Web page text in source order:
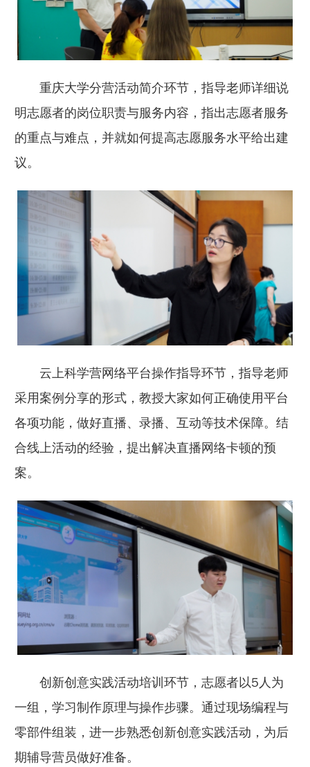
重庆大学分营活动简介环节，指导老师详细说
明志愿者的岗位职责与服务内容，指出志愿者服务
的重点与难点，并就如何提高志愿服务水平给出建
议。
云上科学营网络平台操作指导环节，指导老师
采用案例分享的形式，教授大家如何正确使用平台
各项功能，做好直播、录播、互动等技术保障。结
合线上活动的经验，提出解决直播网络卡顿的预
案。
创新创意实践活动培训环节，志愿者以5人为
一组，学习制作原理与操作步骤。通过现场编程与
零部件组装，进一步熟悉创新创意实践活动，为后
期辅导营员做好准备。